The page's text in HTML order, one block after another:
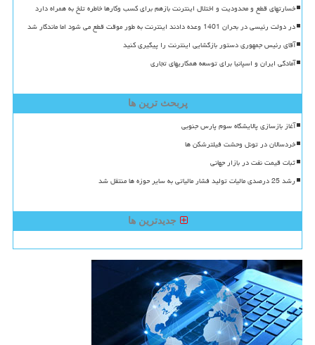
خسارتهای قطع و محدودیت و اختلال اینترنت بازهم برای کسب وکارها خاطره تلخ به همراه دارد
در دولت رئیسی در بحران 1401 وعده دادند اینترنت به طور موقت قطع می شود اما ماندگار شد
آقای رئیس جمهوری دستور بازگشایی اینترنت را پیگیری کنید
آمادگی ایران و اسپانیا برای توسعه همکاریهای تجاری
پربحث ترین ها
آغاز بازسازی پالایشگاه سوم پارس جنوبی
خردسالان در تونل وحشت فیلترشکن ها
ثبات قیمت نفت در بازار جهانی
رشد 25 درصدی مالیات تولید فشار مالیاتی به سایر حوزه ها منتقل شد
جدیدترین ها